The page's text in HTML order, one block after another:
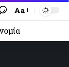
Aa